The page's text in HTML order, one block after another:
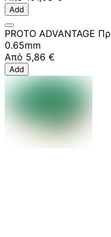
Add
PROTO ADVANTAGE
0.65mm
Από 5,86 €
Add